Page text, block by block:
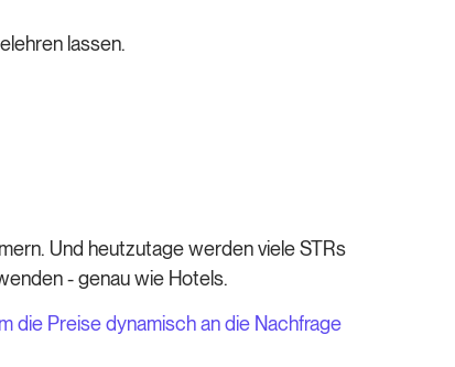
lassen.
Und heutzutage werden viele STRs
- genau wie Hotels.
die Preise dynamisch an die Nachfrage